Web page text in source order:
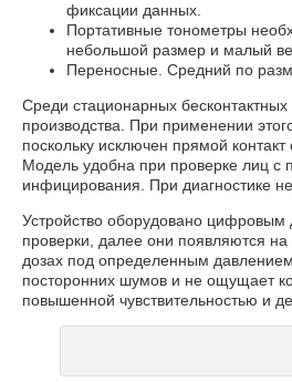
фиксации данных.
Портативные тонометры
небольшой размер и малый
Переносные. Средний по
Среди стационарных
производства. При применении
поскольку исключен прямой
Модель удобна при проверке лиц с
инфицирования. При диагностике
Устройство оборудовано цифровым
проверки, далее они появляются
дозах под определенным
посторонних шумов и не ощущает
повышенной чувствительностью и